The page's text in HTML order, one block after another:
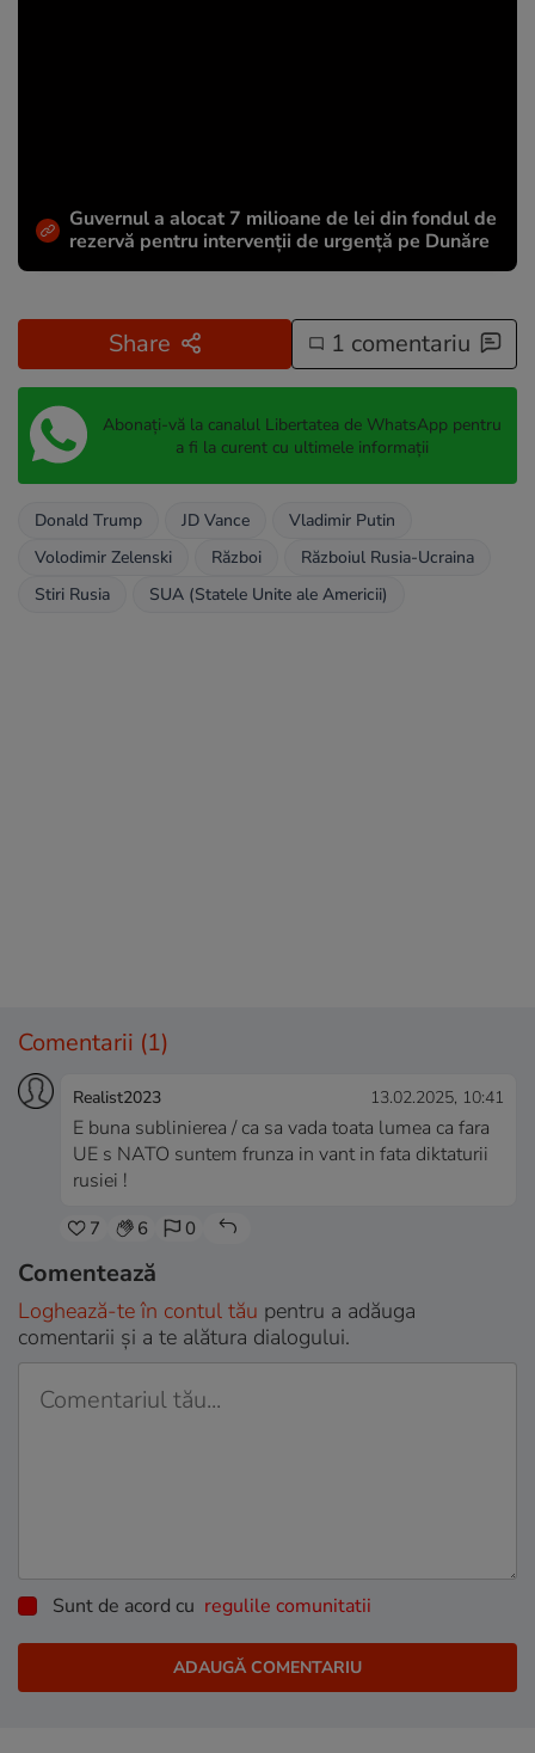
Guvernul a alocat 7 milioane de lei din fondul de
rezervă pentru intervenții de urgență pe Dunăre
Share 1 comentariu
Abonați-vă la canalul Libertatea de WhatsApp pentru
a fi la curent cu ultimele informații
Donald Trump JD Vance
Vladimir Putin
Volodimir Zelenski
Război
Războiul Rusia-Ucraina
Stiri Rusia
SUA (Statele Unite ale Americii)
Comentarii (1)
Realist2023 13.02.2025, 10:41
E buna sublinierea / ca sa vada toata lumea ca fara
UE s NATO suntem frunza in vant in fata diktaturii
rusiei !
7 6 0
Comentează
Loghează-te în contul tău pentru a adăuga
comentarii și a te alătura dialogului.
Sunt de acord cu regulile comunitatii